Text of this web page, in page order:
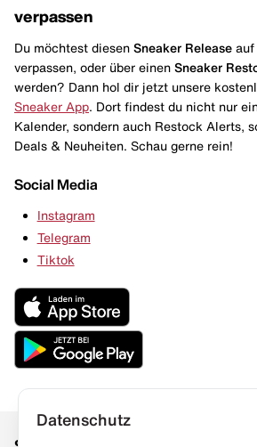
verpassen
Du möchtest diesen Sneaker Release auf
verpassen, oder über einen Sneaker
werden? Dann hol dir jetzt unsere
Sneaker App . Dort findest du nicht nur
Kalender, sondern auch Restock Alerts,
Deals & Neuheiten. Schau gerne rein!
Social Media
Instagram
Telegram
Tiktok
Datenschutz